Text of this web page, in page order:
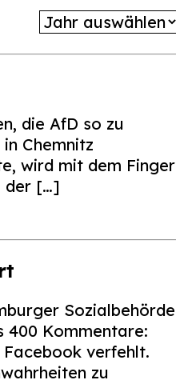
die AfD so zu
Chemnitz
wird mit dem Finger
der […]
Sozialbehörde
400 Kommentare:
verfehlt.
zu